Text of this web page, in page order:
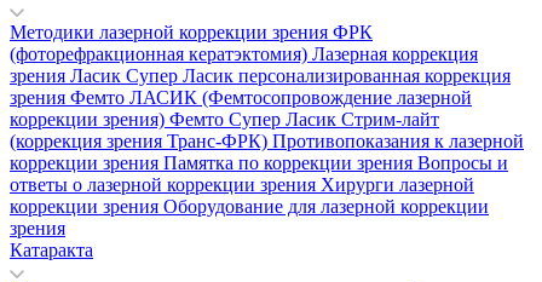
Методики лазерной коррекции зрения ФРК
(фоторефракционная кератэктомия) Лазерная коррекция
зрения Ласик Супер Ласик персонализированная коррекция
зрения Фемто ЛАСИК (Фемтосопровождение лазерной
коррекции зрения) Фемто Супер Ласик Стрим-лайт
(коррекция зрения Транс-ФРК) Противопоказания к лазерной
коррекции зрения Памятка по коррекции зрения Вопросы и
ответы о лазерной коррекции зрения Хирурги лазерной
коррекции зрения Оборудование для лазерной коррекции
зрения
Катаракта